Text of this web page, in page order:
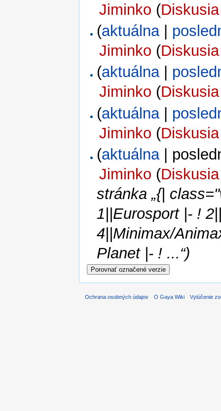
Jiminko (Diskusia
(aktuálna|
Jiminko (Diskusia
(aktuálna|
Jiminko (Diskusia
(aktuálna|
Jiminko (Diskusia
(aktuálna|
Jiminko (Diskusia
stránka „{|
1||Eurosport |- !
4||Minimax/
Planet |- ! ...“)
Ochrana osobných údajov O Gaya Wiki Vylúčenie